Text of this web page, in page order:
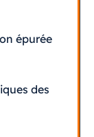
épurée
des